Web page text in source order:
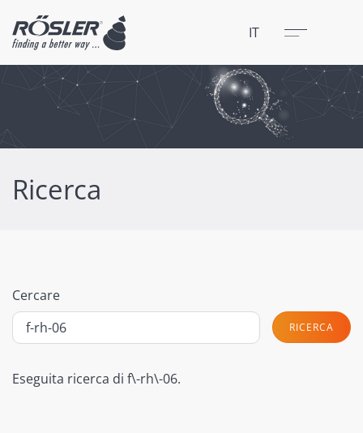
IT Menu
Chiudere
Ricerca
Cercare
RICERCA
Eseguita ricerca di f\-rh\-06.